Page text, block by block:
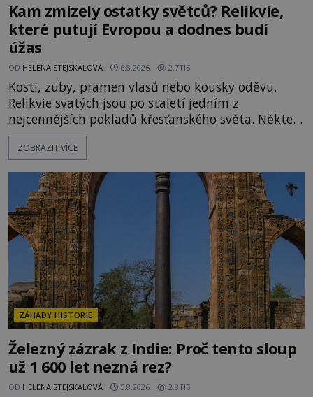
Kam zmizely ostatky světců? Relikvie,
které putují Evropou a dodnes budí
úžas
OD HELENA STEJSKALOVÁ 6.8.2026 2.7TIS
Kosti, zuby, pramen vlasů nebo kousky oděvu.
Relikvie svatých jsou po staletí jedním z
nejcennějších pokladů křesťanského světa. Některé
mají pečlivě doloženou historii, jiné provází
záhady, krádeže i nečekané objevy. Jejich osudy
o skutečné historické události. Ve středověké
Evropě mají relikvie mimořádnou hodnotu. Nejsou
jen předmětem úcty
ZOBRAZIT VÍCE
ZÁHADY HISTORIE
Železný zázrak z Indie: Proč tento sloup
už 1 600 let nezná rez?
OD HELENA STEJSKALOVÁ 5.8.2026 2.8TIS